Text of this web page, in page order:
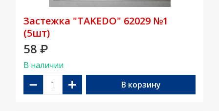
Застежка "TAKEDO" 62029 №1
(5шт)
58 ₽
В наличии
− + В корзину